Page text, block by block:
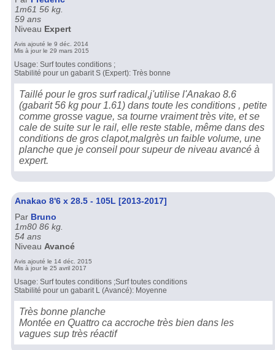
1m61 56 kg.
59 ans
Niveau Expert
Avis ajouté le 9 déc. 2014
Mis à jour le 29 mars 2015
Usage: Surf toutes conditions ;
Stabilité pour un gabarit S (Expert): Très bonne
Taillé pour le gros surf radical,j'utilise l'Anakao 8.6
(gabarit 56 kg pour 1.61) dans toute les conditions , petite
comme grosse vague, sa tourne vraiment très vite, et se
cale de suite sur le rail, elle reste stable, même dans des
conditions de gros clapot,malgrès un faible volume, une
planche que je conseil pour supeur de niveau avancé à
expert.
Anakao 8'6 x 28.5 - 105L [2013-2017]
Par Bruno
1m80 86 kg.
54 ans
Niveau Avancé
Avis ajouté le 14 déc. 2015
Mis à jour le 25 avril 2017
Usage: Surf toutes conditions ;Surf toutes conditions
Stabilité pour un gabarit L (Avancé): Moyenne
Très bonne planche
Montée en Quattro ca accroche très bien dans les
vagues sup très réactif